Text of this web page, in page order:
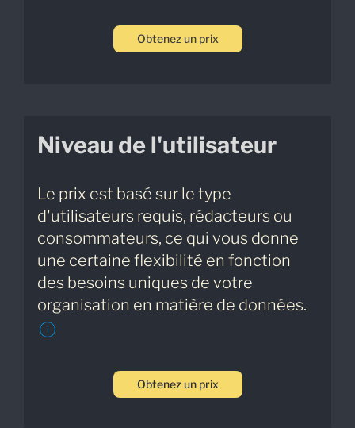
Obtenez un prix
Niveau de l'utilisateur
Le prix est basé sur le type
d'utilisateurs requis, rédacteurs ou
consommateurs, ce qui vous donne
une certaine flexibilité en fonction
des besoins uniques de votre
organisation en matière de données.
i
Obtenez un prix